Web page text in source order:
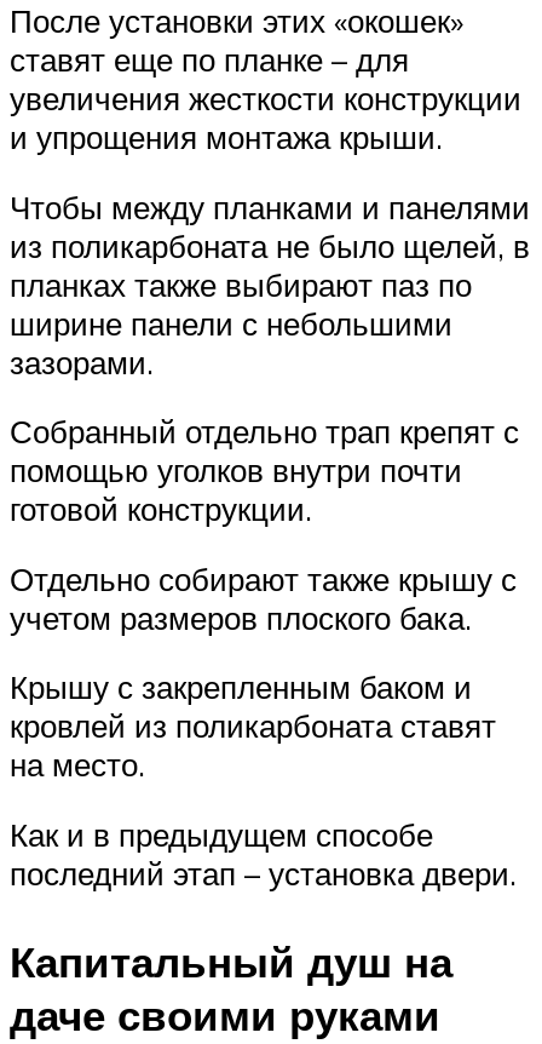
После установки этих «окошек»
ставят еще по планке – для
увеличения жесткости конструкции
и упрощения монтажа крыши.
Чтобы между планками и панелями
из поликарбоната не было щелей, в
планках также выбирают паз по
ширине панели с небольшими
зазорами.
Собранный отдельно трап крепят с
помощью уголков внутри почти
готовой конструкции.
Отдельно собирают также крышу с
учетом размеров плоского бака.
Крышу с закрепленным баком и
кровлей из поликарбоната ставят
на место.
Как и в предыдущем способе
последний этап – установка двери.
Капитальный душ на
даче своими руками